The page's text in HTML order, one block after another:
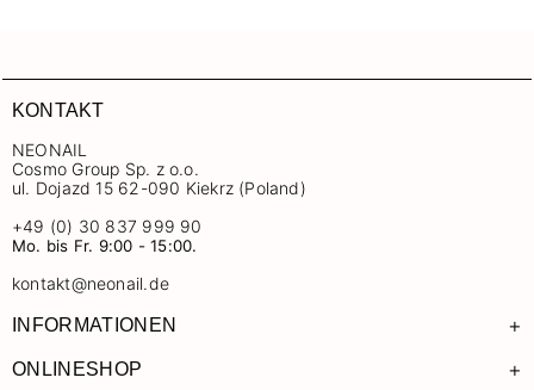
KONTAKT
NEONAIL
Cosmo Group Sp. z o.o.
ul. Dojazd 15 62-090 Kiekrz (Poland)
+49 (0) 30 837 999 90
Mo. bis Fr. 9:00 - 15:00.
kontakt@neonail.de
INFORMATIONEN +
ONLINESHOP +